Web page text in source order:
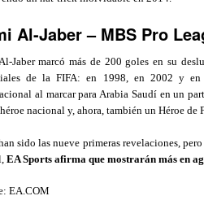
Al-Jaber – MBS Pro
Jaber marcó más de 200 goles en su
de la FIFA: en 1998, en 2002 y
al marcar para Arabia Saudí en un
nacional y, ahora, también un Héroe de
sido las nueve primeras revelaciones,
EA Sports afirma que mostrarán más en
EA.COM